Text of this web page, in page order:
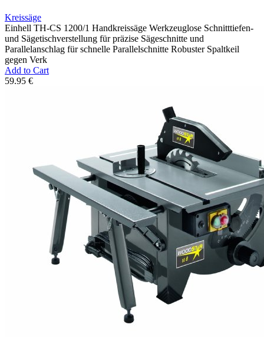
Kreissäge
Einhell TH-CS 1200/1 Handkreissäge Werkzeuglose Schnitttiefen-
und Sägetischverstellung für präzise Sägeschnitte und
Parallelanschlag für schnelle Parallelschnitte Robuster Spaltkeil
gegen Verk
Add to Cart
59.95 €